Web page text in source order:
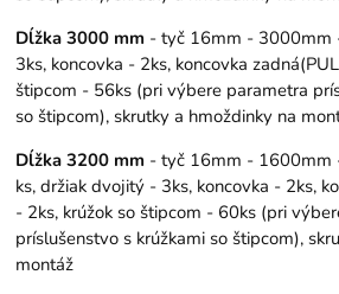
Dĺžka 3000 mm - tyč 16mm - 3000mm
3ks, koncovka - 2ks, koncovka
štipcom - 56ks (pri výbere parametra
so štipcom), skrutky a hmoždinky na
Dĺžka 3200 mm - tyč 16mm - 1600mm
ks, držiak dvojitý - 3ks, koncovka - 2ks,
- 2ks, krúžok so štipcom - 60ks (pri
príslušenstvo s krúžkami so štipcom),
montáž